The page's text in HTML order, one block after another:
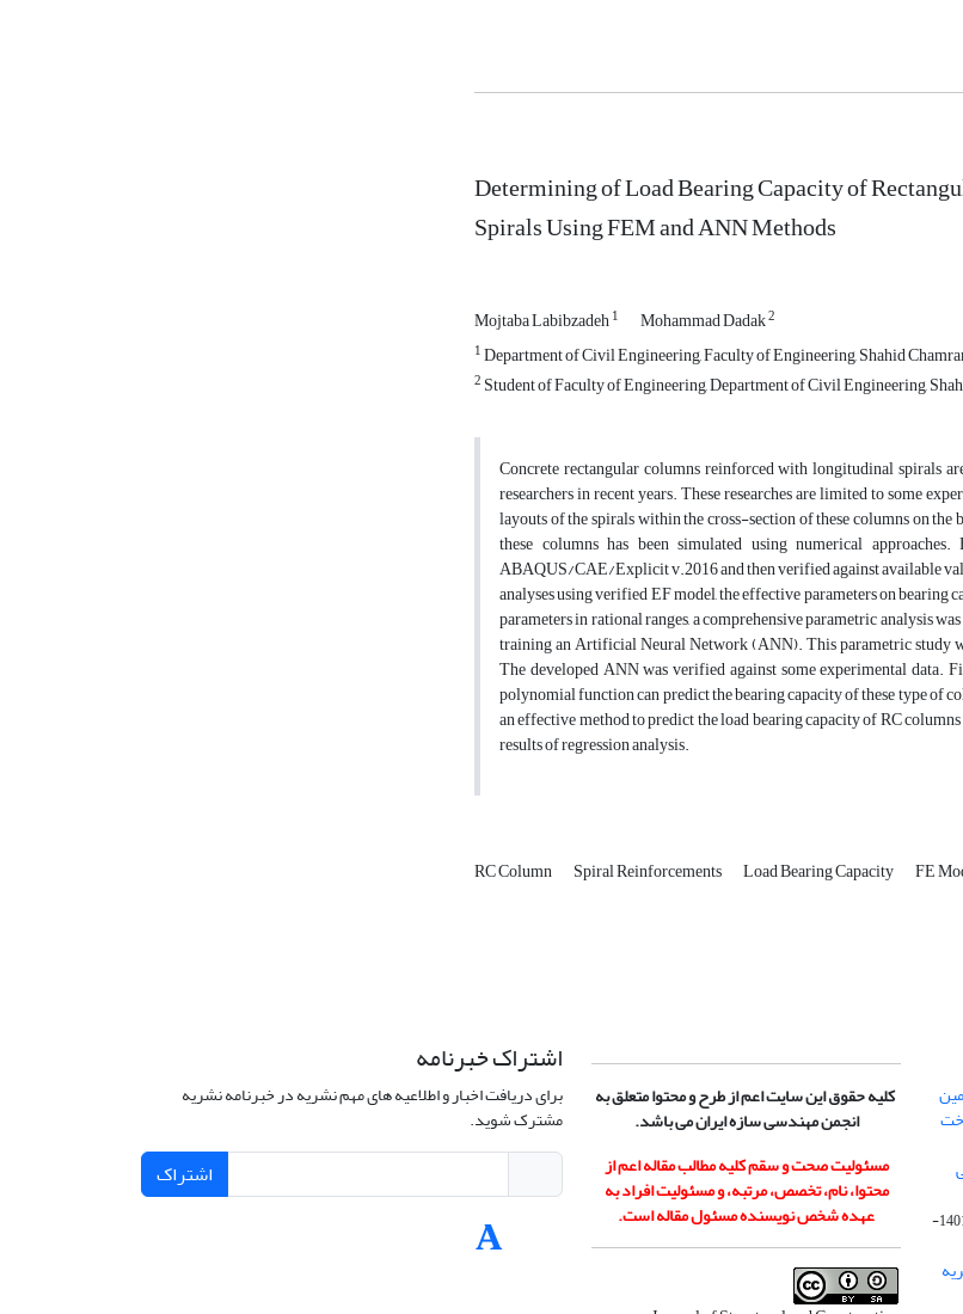
Determining of Load Bearing Capacity of
Spirals Using FEM and ANN Methods
Mojtaba Labibzadeh1 Mohammad Dadak2
1Department of Civil Engineering, Faculty of Engineering, Shahid
2 Student of Faculty of Engineering, Department of Civil Engineering,
Concrete rectangular columns reinforced with longitudinal spirals
researchers in recent years. These researches are limited to some
layouts of the spirals within the cross-section of these columns on
these columns has been simulated using numerical
ABAQUS/CAE/Explicit v.2016 and then verified against available
analyses using verified EF model, the effective parameters on
parameters in rational ranges, a comprehensive parametric analysis
training an Artificial Neural Network (ANN). This parametric study
The developed ANN was verified against some experimental data.
polynomial function can predict the bearing capacity of these type of
an effective method to predict the load bearing capacity of RC
results of regression analysis.
RC Column Spiral Reinforcements Load Bearing Capacity FE
1401-
کلیه حقوق این سایت اعم از طرح و محتوا متعلق به
انجمن مهندسی سازه ایران می باشد.
مسئولیت صحت و سقم کلیه مطالب مقاله اعم از
محتوا، نام، تخصص، مرتبه، و مسئولیت افراد به
عهده شخص نویسنده مسئول مقاله است.
اشتراک خبرنامه
برای دریافت اخبار و اطلاعیه های مهم نشریه در خبرنامه نشریه
مشترک شوید.
اشتراک